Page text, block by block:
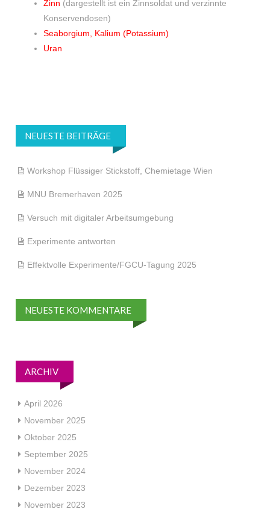
Zinn (dargestellt ist ein Zinnsoldat und verzinnte
Konservendosen)
Seaborgium, Kalium (Potassium)
Uran
NEUESTE BEITRÄGE
Workshop Flüssiger Stickstoff, Chemietage Wien
MNU Bremerhaven 2025
Versuch mit digitaler Arbeitsumgebung
Experimente antworten
Effektvolle Experimente/FGCU-Tagung 2025
NEUESTE KOMMENTARE
ARCHIV
April 2026
November 2025
Oktober 2025
September 2025
November 2024
Dezember 2023
November 2023